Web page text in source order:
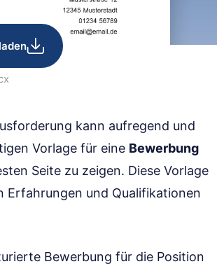
kann aufregend und
Vorlage für eine Bewerbung
Seite zu zeigen. Diese Vorlage
Erfahrungen und Qualifikationen
Bewerbung für die Position